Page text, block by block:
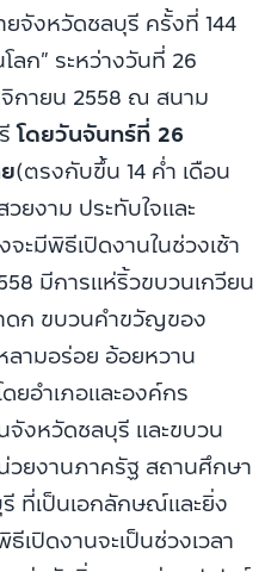
จังหวัดชลบุรี ครั้งที่ 144
ลก” ระหว่างวันที่ 26
กายน 2558 ณ สนาม
โดยวันจันทร์ที่ 26
(ตรงกับขึ้น 14 ค่ำ เดือน
ยงาม ประทับใจและ
ะมีพิธีเปิดงานในช่วงเช้า
มีการแห่ริ้วขบวนเกวียน
ก ขบวนคำขวัญของ
ลามอร่อย อ้อยหวาน
ยอำเภอและองค์กร
งหวัดชลบุรี และขบวน
ยงานภาครัฐ สถานศึกษา
ที่เป็นเอกลักษณ์และยิ่ง
ปิดงานจะเป็นช่วงเวลา